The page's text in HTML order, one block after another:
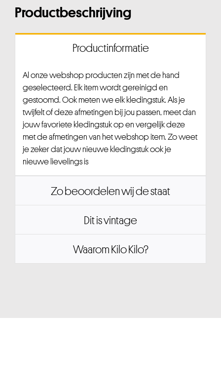
Productbeschrijving
Productinformatie
Al onze webshop producten zijn met de hand
geselecteerd. Elk item wordt gereinigd en
gestoomd. Ook meten we elk kledingstuk. Als je
twijfelt of deze afmetingen bij jou passen, meet dan
jouw favoriete kledingstuk op en vergelijk deze
met de afmetingen van het webshop item. Zo weet
je zeker dat jouw nieuwe kledingstuk ook je
nieuwe lievelings is
Zo beoordelen wij de staat
Dit is vintage
Waarom Kilo Kilo?